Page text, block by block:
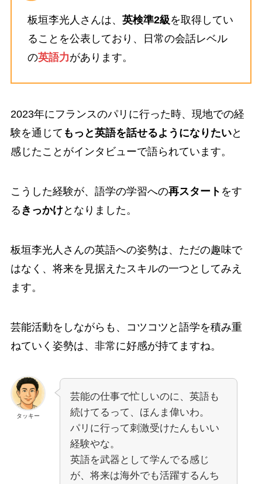
板垣李光人さんは、 英検準2級 を取得してい
ることを公表しており、日常の会話レベル
の英語力があります。
2023年にフランスのパリに行った時、現地での経
験を通じて もっと英語を話せるようになりたいと
感じたことがインタビューで語られています。
こうした経験が、語学の学習への再スタート をす
る きっかけとなりました。
板垣李光人さんの英語への姿勢は、ただの趣味で
はなく、将来を見据えたスキルの一つとしてみえ
ます。
芸能活動をしながらも、コツコツと語学を積み重
ねていく姿勢は、非常に好感が持てますね。
タッキー
芸能の仕事で忙しいのに、英語も
続けてるって、ほんま偉いわ。
パリに行って刺激受けたんもいい
経験やな。
英語を武器として学んでる感じ
が、将来は海外でも活躍するんち